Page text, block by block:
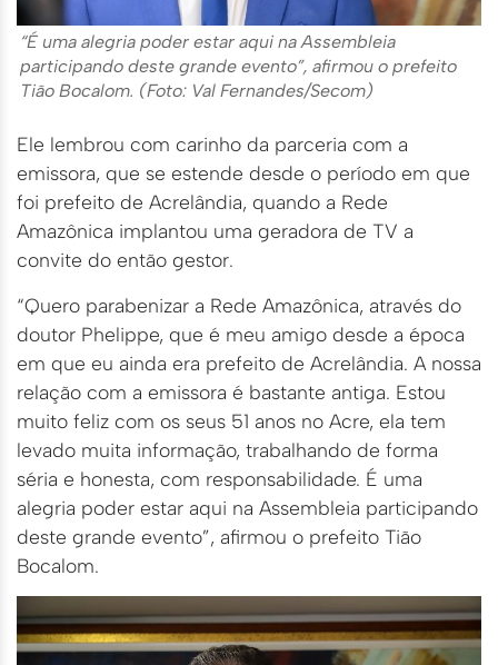
“É uma alegria poder estar aqui na Assembleia
participando deste grande evento”, afirmou o prefeito
Tião Bocalom. (Foto: Val Fernandes/Secom)
Ele lembrou com carinho da parceria com a
emissora, que se estende desde o período em que
foi prefeito de Acrelândia, quando a Rede
Amazônica implantou uma geradora de TV a
convite do então gestor.
“Quero parabenizar a Rede Amazônica, através do
doutor Phelippe, que é meu amigo desde a época
em que eu ainda era prefeito de Acrelândia. A nossa
relação com a emissora é bastante antiga. Estou
muito feliz com os seus 51 anos no Acre, ela tem
levado muita informação, trabalhando de forma
séria e honesta, com responsabilidade. É uma
alegria poder estar aqui na Assembleia participando
deste grande evento”, afirmou o prefeito Tião
Bocalom.